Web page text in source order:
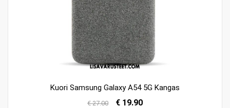
Kuori Samsung Galaxy A54 5G Kangas
€ 27.00 € 19.90